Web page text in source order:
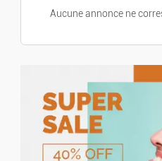
Locations De Vacances
Locations Mais./appart.
Ventes Mais./appart.
Aucune annonce ne